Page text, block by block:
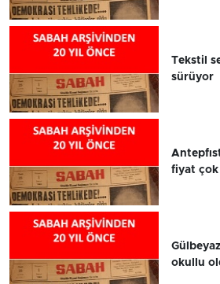
Tekstil
sürüyor
fiyat çok
okullu